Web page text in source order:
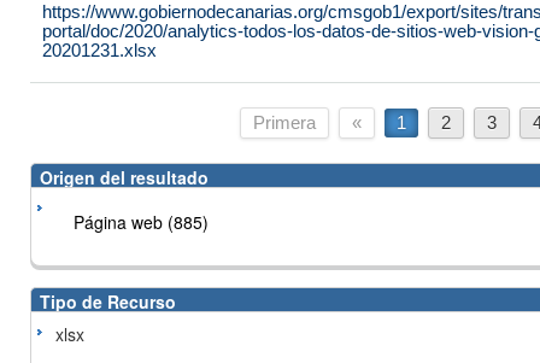
https://www.gobiernodecanarias.org/cmsgob1/export/sites/
portal/doc/2020/analytics-todos-los-datos-de-sitios-web-
20201231.xlsx
Primera « 1 2 3
Origen del resultado
Página web (885)
Tipo de Recurso
xlsx